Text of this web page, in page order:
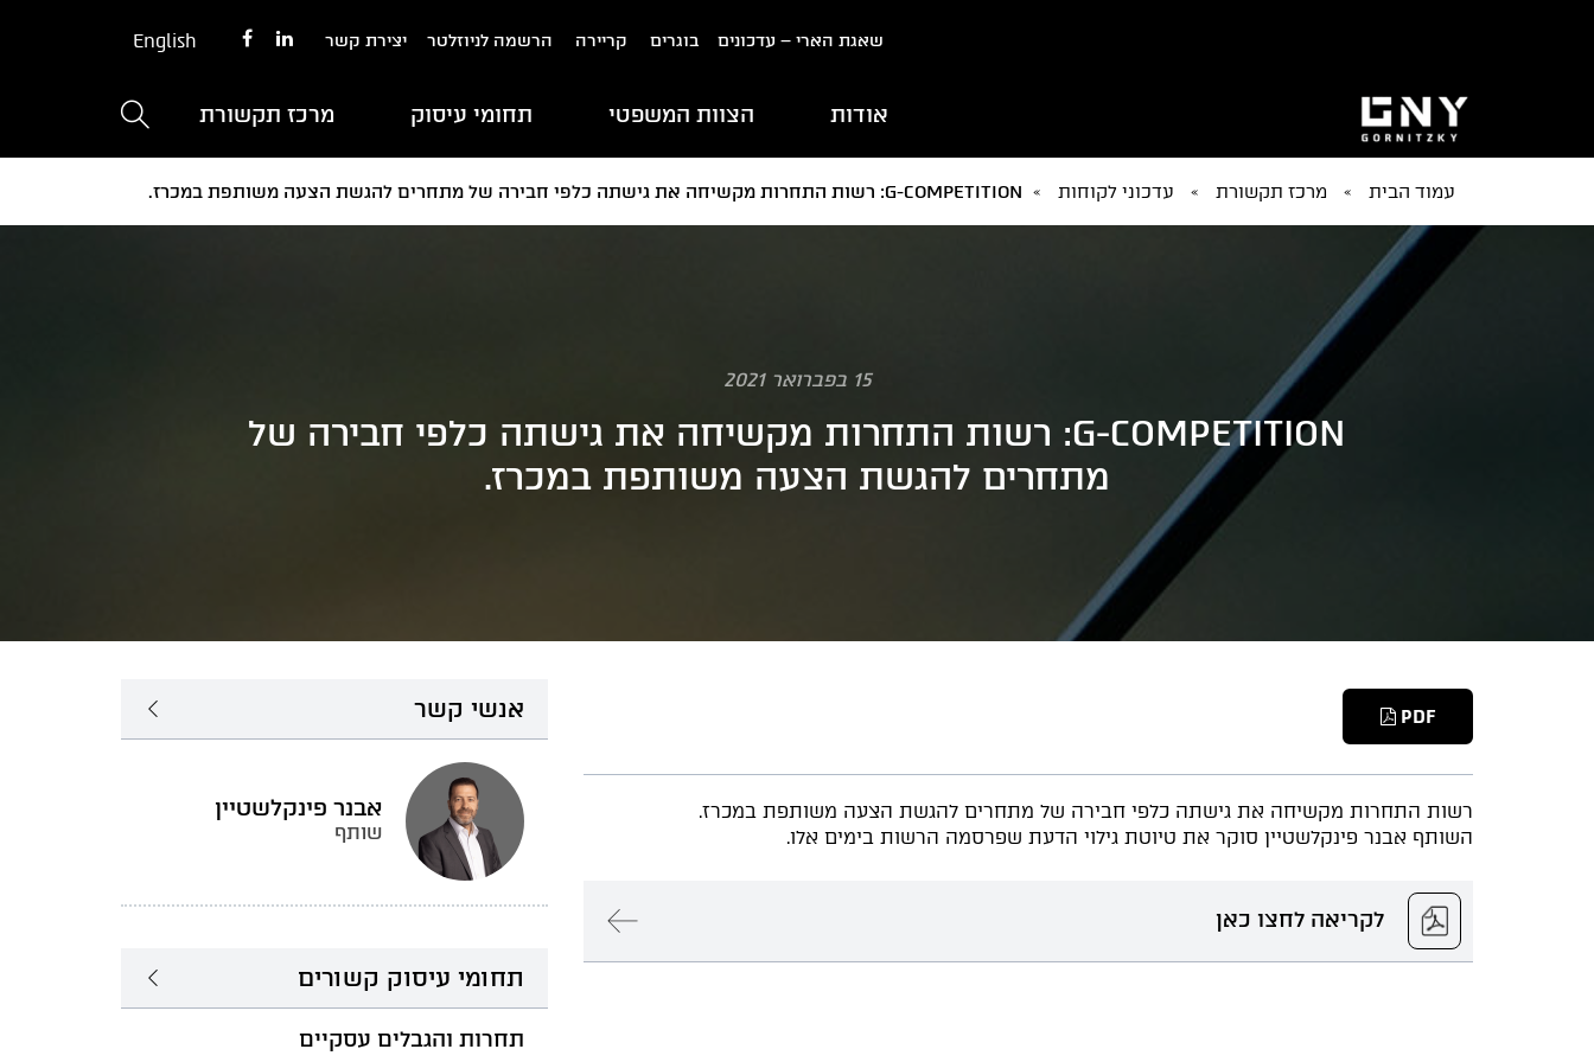
שאגת הארי – עדכונים בוגרים קריירה הרשמה לניוזלטר יצירת קשר English
אודות הצוות המשפטי תחומי עיסוק מרכז תקשורת
עמוד הבית » מרכז תקשורת » עדכוני לקוחות » G-COMPETITION: רשות התחרות מקשיחה את גישתה כלפי חבירה של מתחרים להגשת הצעה משותפת במכרז.
15 בפברואר 2021
G-COMPETITION: רשות התחרות מקשיחה את גישתה כלפי חבירה של
מתחרים להגשת הצעה משותפת במכרז.
PDF
רשות התחרות מקשיחה את גישתה כלפי חבירה של מתחרים להגשת הצעה משותפת במכרז.
השותף אבנר פינקלשטיין סוקר את טיוטת גילוי הדעת שפרסמה הרשות בימים אלו.
לקריאה לחצו כאן
אנשי קשר
אבנר פינקלשטיין
שותף
תחומי עיסוק קשורים
תחרות והגבלים עסקיים